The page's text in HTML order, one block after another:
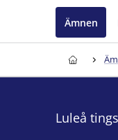
Ämnen
Luleå